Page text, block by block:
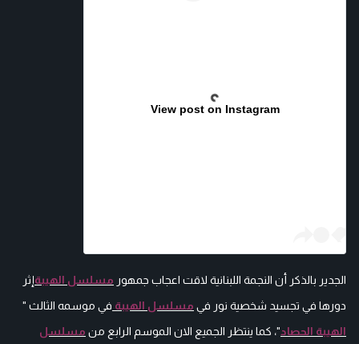
View post on Instagram
الجدير بالذكر أن النجمة اللبنانية لاقت اعجاب جمهور مسلسل الهيبةإثر
دورها في تجسيد شخصية نور في مسلسل الهيبة في موسمه الثالث "
الهيبة الحصاد"، كما ينتظر الجميع الان الموسم الرابع من مسلسل